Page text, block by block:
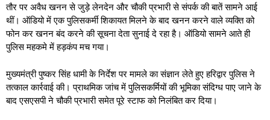
तौर पर अवैध खनन से जुड़े लेनदेन और चौकी प्रभारी से संपर्क की बातें सामने आई
थीं। ऑडियो में एक पुलिसकर्मी शिकायत मिलने के बाद खनन करने वाले व्यक्ति को
फोन कर खनन बंद करने की सूचना देता सुनाई दे रहा है। ऑडियो सामने आते ही
पुलिस महकमे में हड़कंप मच गया।
मुख्यमंत्री पुष्कर सिंह धामी के निर्देश पर मामले का संज्ञान लेते हुए हरिद्वार पुलिस ने
तत्काल कार्रवाई की। प्राथमिक जांच में पुलिसकर्मियों की भूमिका संदिग्ध पाए जाने के
बाद एसएसपी ने चौकी प्रभारी समेत पूरे स्टाफ को निलंबित कर दिया।